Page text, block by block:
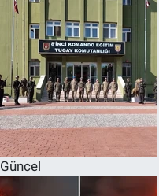
Güncel